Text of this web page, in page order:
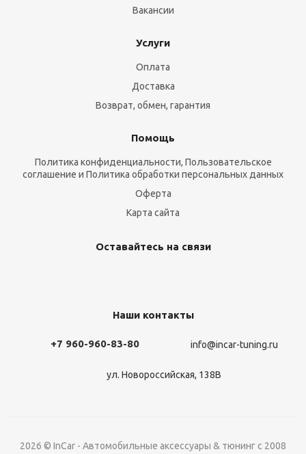
Вакансии
Услуги
Оплата
Доставка
Возврат, обмен, гарантия
Помощь
Политика конфиденциальности, Пользовательское
соглашение и Политика обработки персональных данных
Оферта
Карта сайта
Оставайтесь на связи
Наши контакты
+7 960-960-83-80 info@incar-tuning.ru
ул. Новороссийская, 138В
2026 © InCar - Автомобильные аксессуары & тюнинг с 2008